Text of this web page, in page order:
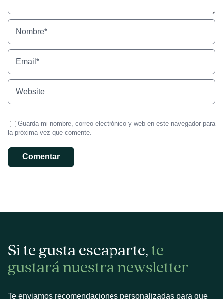
Guarda mi nombre, correo electrónico y web en este navegador para
la próxima vez que comente.
Si te gusta escaparte,te
gustará nuestra newsletter
Te enviamos recomendaciones personalizadas para que